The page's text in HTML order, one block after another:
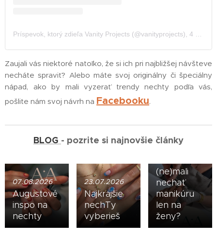
Príspevok, ktorý zdieľa Vanity Projects (@vanityprojects), 4 Jan 2020 o 1:28 PST
Zaujali vás niektoré natoľko, že si ich pri najbližšej návšteve
necháte spraviť? Alebo máte svoj originálny či špeciálny
nápad, ako by mali vyzerať trendy nechty podľa vás,
pošlite nám svoj návrh na Facebooku.
BLOG - pozrite si najnovšie články
07.08.2026
Augustové
inspo na
nechty
23.07.2026
Najkrajšie
nechTy
vyberieš
16.07.2026
nová
vizitka:
(ne)mali
nechať
manikúru
len na
ženy?